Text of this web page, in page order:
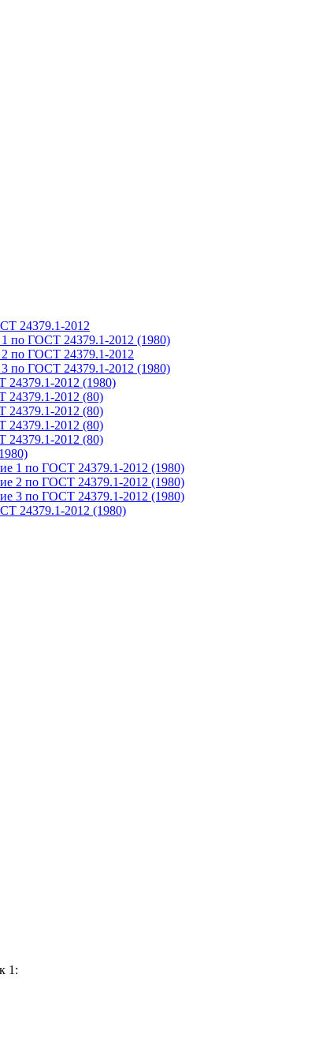
24379.1-2012
по ГОСТ 24379.1-2012 (1980)
по ГОСТ 24379.1-2012
по ГОСТ 24379.1-2012 (1980)
24379.1-2012 (1980)
24379.1-2012 (80)
24379.1-2012 (80)
24379.1-2012 (80)
24379.1-2012 (80)
1 по ГОСТ 24379.1-2012 (1980)
2 по ГОСТ 24379.1-2012 (1980)
3 по ГОСТ 24379.1-2012 (1980)
24379.1-2012 (1980)
1: